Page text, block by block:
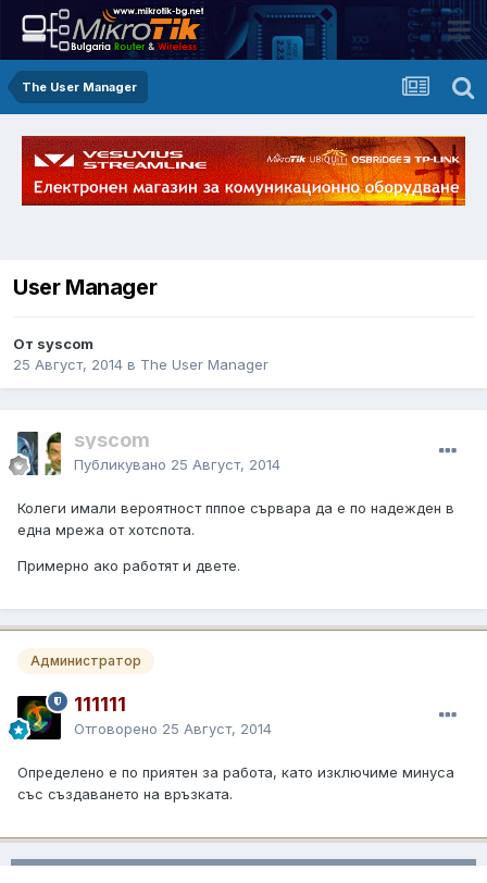
The User Manager
User Manager
От syscom
25 Август, 2014 в The User Manager
syscom
Публикувано 25 Август, 2014
Колеги имали вероятност пппое сървара да е по надежден в
една мрежа от хотспота.
Примерно ако работят и двете.
Администратор
111111
Отговорено 25 Август, 2014
Определено е по приятен за работа, като изключиме минуса
със създаването на връзката.